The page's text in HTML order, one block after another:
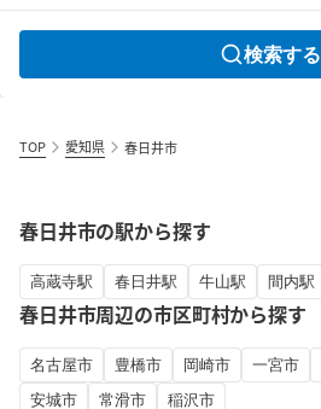
検索する
TOP 愛知県 春日井市
春日井市の駅から探す
高蔵寺駅 春日井駅 牛山駅 間内駅
春日井市周辺の市区町村から探す
名古屋市 豊橋市 岡崎市 一宮市
安城市
常滑市 稲沢市